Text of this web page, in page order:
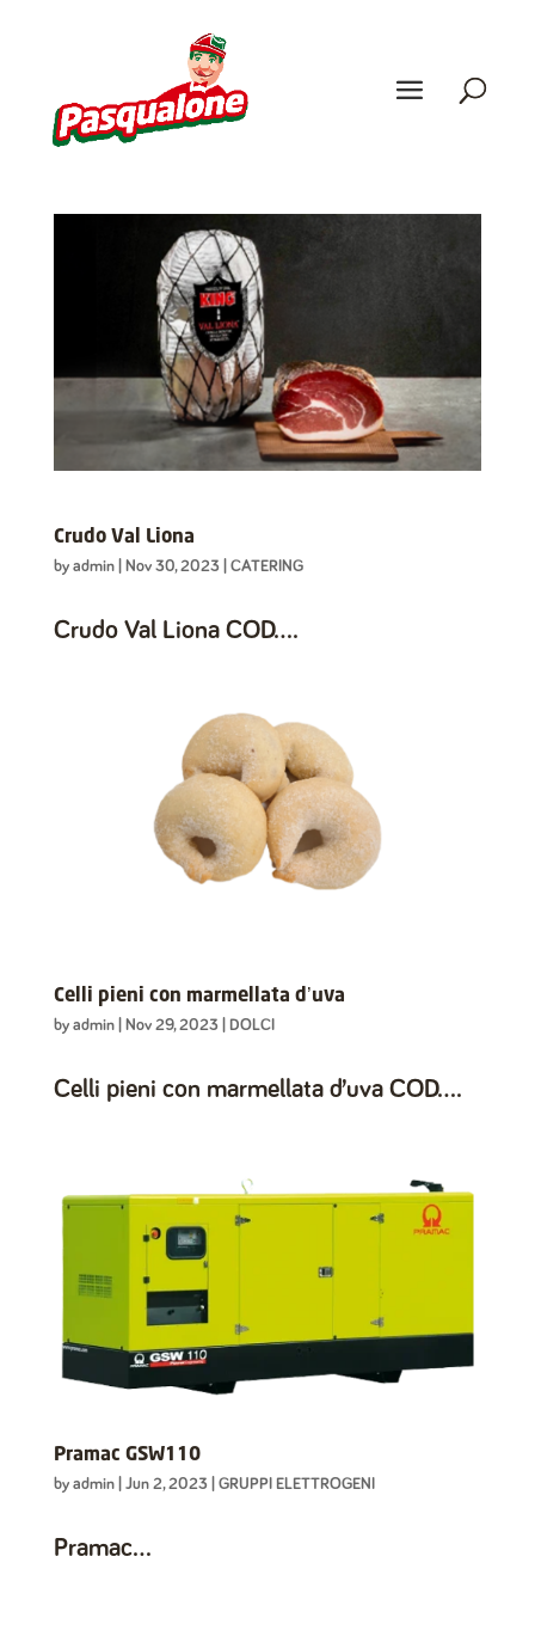
Crudo Val Liona
by admin| Nov 30, 2023| CATERING
Crudo Val Liona COD....
Celli pieni con marmellata d’uva
by admin| Nov 29, 2023| DOLCI
Celli pieni con marmellata d’uva COD....
Pramac GSW110
by admin| Jun 2, 2023| GRUPPI ELETTROGENI
Pramac...